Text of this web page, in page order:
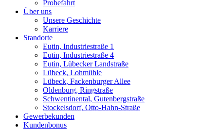
Probefahrt
Über uns
Unsere Geschichte
Karriere
Standorte
Eutin, Industriestraße 1
Eutin, Industriestraße 4
Eutin, Lübecker Landstraße
Lübeck, Lohmühle
Lübeck, Fackenburger Allee
Oldenburg, Ringstraße
Schwentinental, Gutenbergstraße
Stockelsdorf, Otto-Hahn-Straße
Gewerbekunden
Kundenbonus